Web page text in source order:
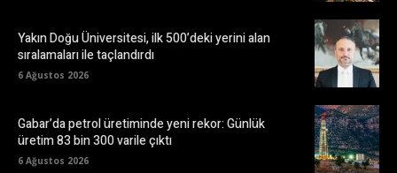
Yakın Doğu Üniversitesi, ilk 500’deki yerini alan
sıralamaları ile taçlandırdı
6 Ağustos 2026
Gabar’da petrol üretiminde yeni rekor: Günlük
üretim 83 bin 300 varile çıktı
6 Ağustos 2026